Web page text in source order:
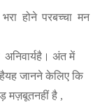
भरा होने परबच्चा मन
अनिवार्यहै। अंत में
हैयह जानने केलिए कि
मज़बूतनहीं है ,